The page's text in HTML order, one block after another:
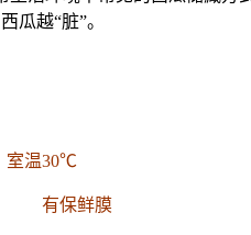
瓜越“脏”。
室温30℃
有保鲜膜